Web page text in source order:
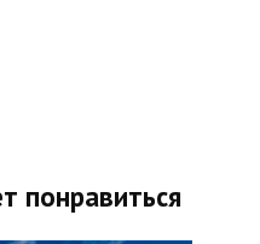
понравиться